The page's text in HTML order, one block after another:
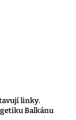
linky.
Balkánu